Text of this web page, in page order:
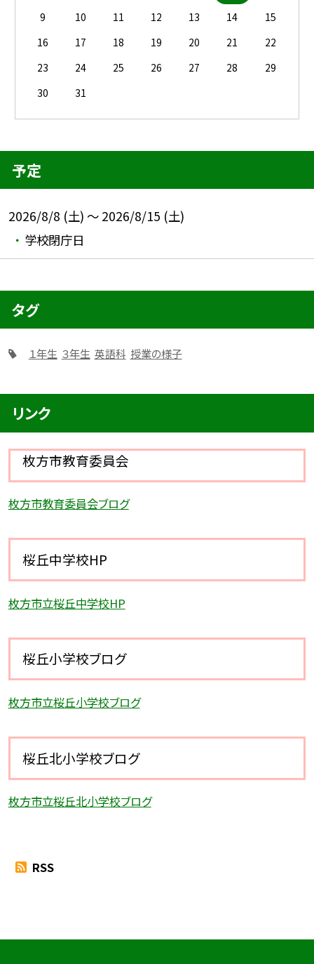
9
10 11 12 13 14
15
16
17 18 19 20 21
22
23
24 25 26 27 28
29
30
31
予定
2026/8/8 (土) ～ 2026/8/15 (土)
学校閉庁日
タグ
１年生 ３年生 英語科 授業の様子
リンク
枚方市教育委員会
枚方市教育委員会ブログ
桜丘中学校HP
枚方市立桜丘中学校HP
桜丘小学校ブログ
枚方市立桜丘小学校ブログ
桜丘北小学校ブログ
枚方市立桜丘北小学校ブログ
RSS